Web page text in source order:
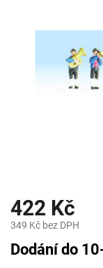
422 Kč
349 Kč bez DPH
Měrná
cena:
Dodání do